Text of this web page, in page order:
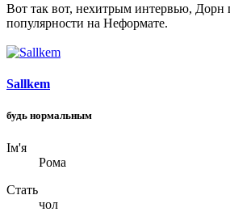
Вот так вот, нехитрым интервью, Дорн
популярности на Неформате.
Sallkem
будь нормальным
Ім'я
Рома
Стать
чол